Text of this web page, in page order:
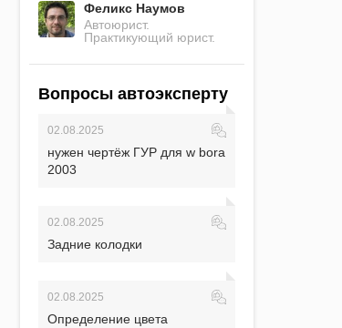
Феликс Наумов
Автоюрист.
Практикующий юрист.
Вопросы автоэксперту
02.08.2025
нужен чертёж ГУР для w bora
2003
02.08.2025
Задние колодки
02.08.2025
Определение цвета